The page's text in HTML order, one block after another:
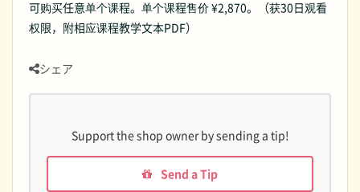
可购买任意单个课程。单个课程售价 ¥2,870。（获30日观看
权限，附相应课程教学文本PDF）
シェア
Support the shop owner by sending a tip!
Send a Tip